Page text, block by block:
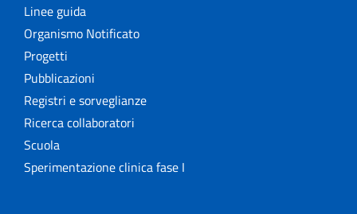
Linee guida
Organismo Notificato
Progetti
Pubblicazioni
Registri e sorveglianze
Ricerca collaboratori
Scuola
Sperimentazione clinica fase I